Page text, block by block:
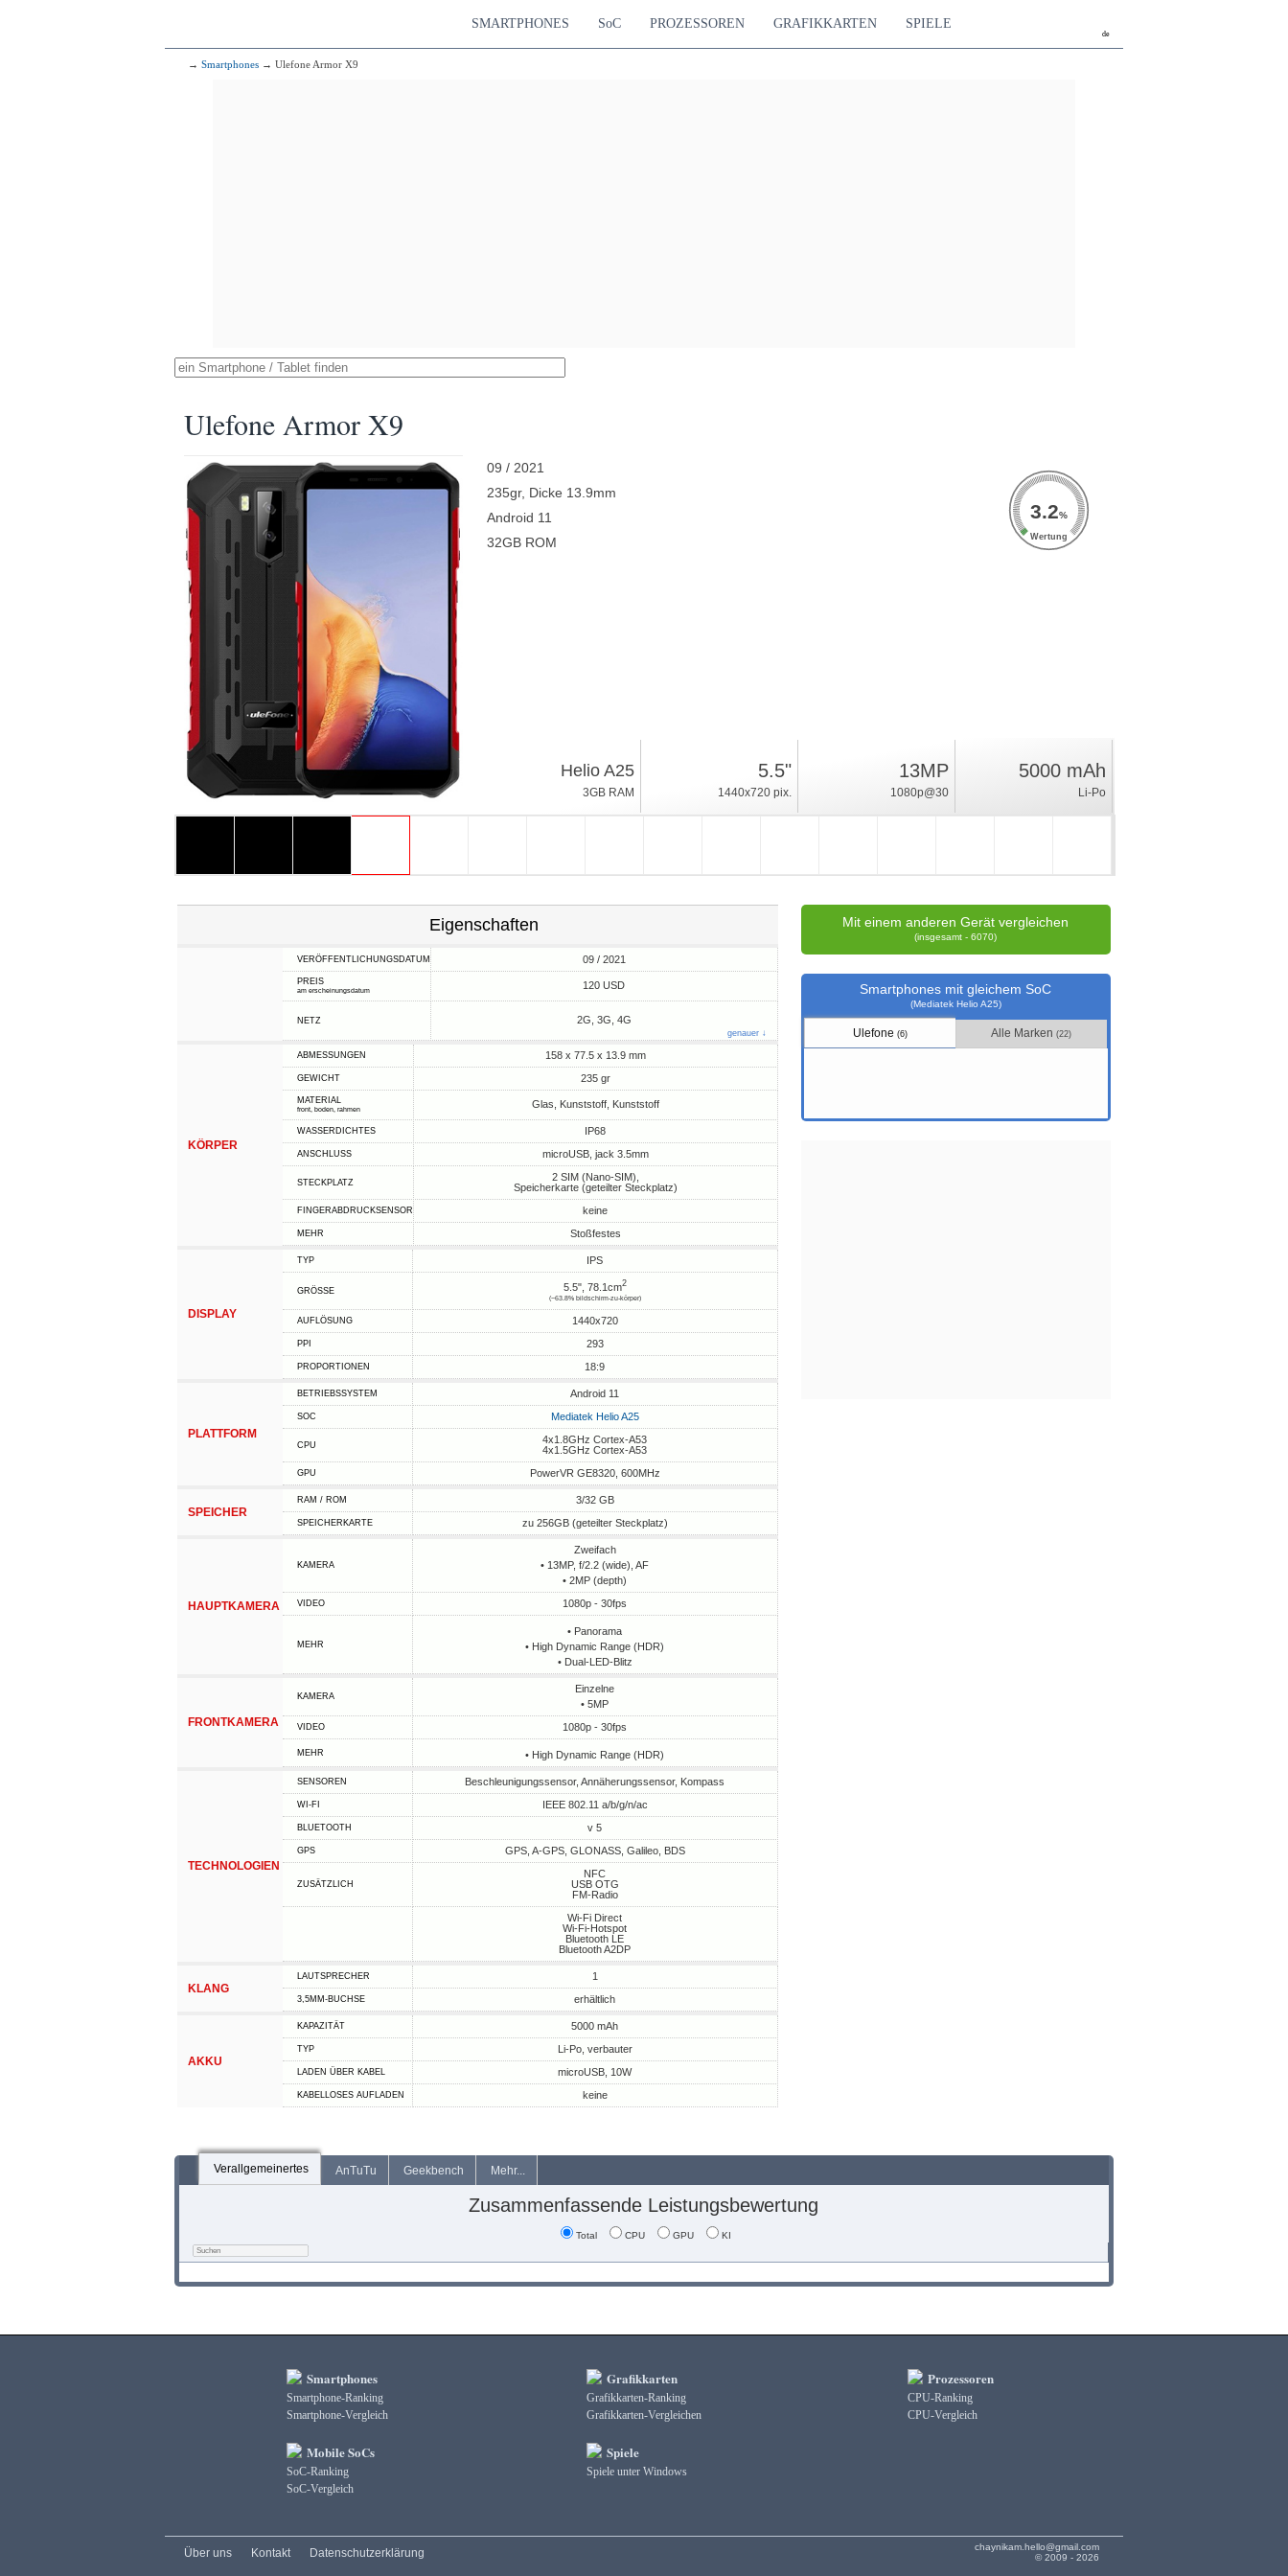
de
SMARTPHONES SoC PROZESSOREN GRAFIKKARTEN SPIELE
→ Smartphones → Ulefone Armor X9
Ulefone Armor X9
09 / 2021
235gr, Dicke 13.9mm
Android 11
32GB ROM
3.2%
Wertung
Helio A25
3GB RAM
5.5"
1440x720 pix.
13MP
1080p@30
5000 mAh
Li-Po
Eigenschaften
VERÖFFENTLICHUNGSDATUM 09 / 2021
PREIS
am erscheinungsdatum 120 USD
NETZ 2G, 3G, 4G
genauer ↓
KÖRPER
ABMESSUNGEN 158 x 77.5 x 13.9 mm
GEWICHT 235 gr
MATERIAL
front, boden, rahmen Glas, Kunststoff, Kunststoff
WASSERDICHTES IP68
ANSCHLUSS microUSB, jack 3.5mm
STECKPLATZ
2 SIM (Nano-SIM),
Speicherkarte (geteilter Steckplatz)
FINGERABDRUCKSENSOR keine
MEHR Stoßfestes
DISPLAY
TYP IPS
GRÖSSE 5.5", 78.1cm2
(~63.8% bildschirm-zu-körper)
AUFLÖSUNG 1440x720
PPI 293
PROPORTIONEN 18:9
PLATTFORM
BETRIEBSSYSTEM Android 11
SOC Mediatek Helio A25
CPU
4x1.8GHz Cortex-A53
4x1.5GHz Cortex-A53
GPU PowerVR GE8320, 600MHz
SPEICHER
RAM / ROM 3/32 GB
SPEICHERKARTE zu 256GB (geteilter Steckplatz)
HAUPTKAMERA
KAMERA
Zweifach
• 13MP, f/2.2 (wide), AF
• 2MP (depth)
VIDEO 1080p - 30fps
MEHR
• Panorama
• High Dynamic Range (HDR)
• Dual-LED-Blitz
FRONTKAMERA
KAMERA
Einzelne
• 5MP
VIDEO 1080p - 30fps
MEHR • High Dynamic Range (HDR)
TECHNOLOGIEN
SENSOREN Beschleunigungssensor, Annäherungssensor, Kompass
WI-FI IEEE 802.11 a/b/g/n/ac
BLUETOOTH v 5
GPS GPS, A-GPS, GLONASS, Galileo, BDS
ZUSÄTZLICH
NFC
USB OTG
FM-Radio
Wi-Fi Direct
Wi-Fi-Hotspot
Bluetooth LE
Bluetooth A2DP
KLANG
LAUTSPRECHER 1
3,5MM-BUCHSE erhältlich
AKKU
KAPAZITÄT 5000 mAh
TYP Li-Po, verbauter
LADEN ÜBER KABEL microUSB, 10W
KABELLOSES AUFLADEN keine
Mit einem anderen Gerät vergleichen
(insgesamt - 6070)
Smartphones mit gleichem SoC
(Mediatek Helio A25)
Ulefone (6) Alle Marken(22)
Verallgemeinertes AnTuTu Geekbench Mehr...
Zusammenfassende Leistungsbewertung
Total CPU GPU KI
Smartphones
Smartphone-Ranking
Smartphone-Vergleich
Mobile SoCs
SoC-Ranking
SoC-Vergleich
Grafikkarten
Grafikkarten-Ranking
Grafikkarten-Vergleichen
Spiele
Spiele unter Windows
Prozessoren
CPU-Ranking
CPU-Vergleich
chaynikam.hello@gmail.com
© 2009 - 2026
Über uns Kontakt Datenschutzerklärung